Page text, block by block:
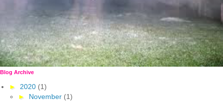
Blog Archive
► 2020 (1)
► November (1)